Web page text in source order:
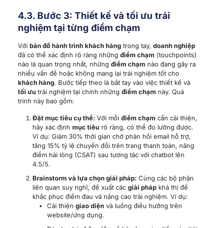
Đặt mục tiêu cụ thể:Với mỗi điểm chạm
hãy xác địnhmục tiêurõ ràng, có thể đo lường được.
Ví dụ: Giảm 30% thời gian chờ phản hồi email hỗ trợ,
tăng 15% tỷ lệ chuyển đổi trên trang thanh toán, nâng
điểm hài lòng (CSAT) sau tương tác với chatbot lên
4.5/5.
Brainstorm và lựa chọn giải pháp:Cùng các bộ phận
liên quan suy nghĩ, đề xuất cácgiải pháp khả thi để
khắc phục điểm đau và nâng cao trải nghiệm. Ví dụ:
website/ứng dụng.
Đào tạo lạinhân viên về kỹ năng giao tiếp và xử lý
tình huống.
Tối ưuhóa quy trình thanh toán, giảm số bước
không cần thiết.
Triển khai các email marketing được cá nhân hóa
dựa trên hành vikhách hàng.
Cung cấp thêm các kênh hỗ trợ (như live chat) để
phản hồi nhanh hơn.